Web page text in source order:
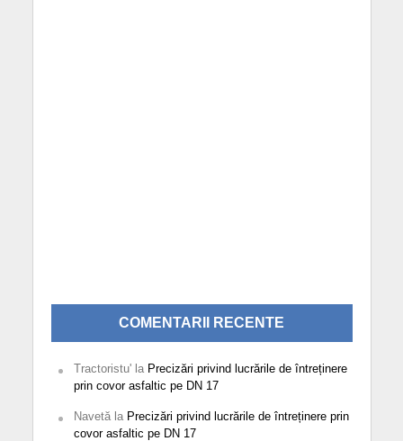
COMENTARII RECENTE
Tractoristu'la Precizări privind lucrările de întreținere
prin covor asfaltic pe DN 17
Navetăla Precizări privind lucrările de întreținere prin
covor asfaltic pe DN 17